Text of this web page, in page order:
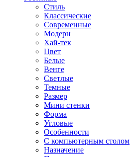
Стиль
Классические
Современные
Модерн
Хай-тек
Цвет
Белые
Венге
Светлые
Темные
Размер
Мини стенки
Форма
Угловые
Особенности
С компьютерным столом
Назначение